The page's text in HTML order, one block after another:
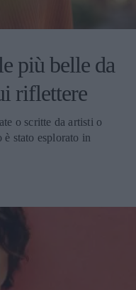
più belle da
riflettere
o scritte da artisti o
stato esplorato in